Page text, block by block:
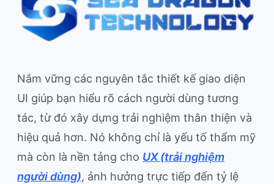
Nắm vững các nguyên tắc thiết kế giao diện
UI giúp bạn hiểu rõ cách người dùng tương
tác, từ đó xây dựng trải nghiệm thân thiện và
hiệu quả hơn. Nó không chỉ là yếu tố thẩm mỹ
mà còn là nền tảng cho UX (trải nghiệm
người dùng), ảnh hưởng trực tiếp đến tỷ lệ